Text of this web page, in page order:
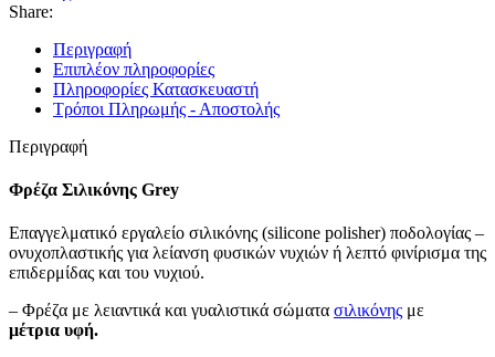
Share:
Περιγραφή
Επιπλέον πληροφορίες
Πληροφορίες Κατασκευαστή
Τρόποι Πληρωμής - Αποστολής
Περιγραφή
Φρέζα Σιλικόνης Grey
Επαγγελματικό εργαλείο σιλικόνης (silicone polisher) ποδολογίας –
ονυχοπλαστικής για λείανση φυσικών νυχιών ή λεπτό φινίρισμα της
επιδερμίδας και του νυχιού.
– Φρέζα με λειαντικά και γυαλιστικά σώματα σιλικόνης με
μέτρια υφή.